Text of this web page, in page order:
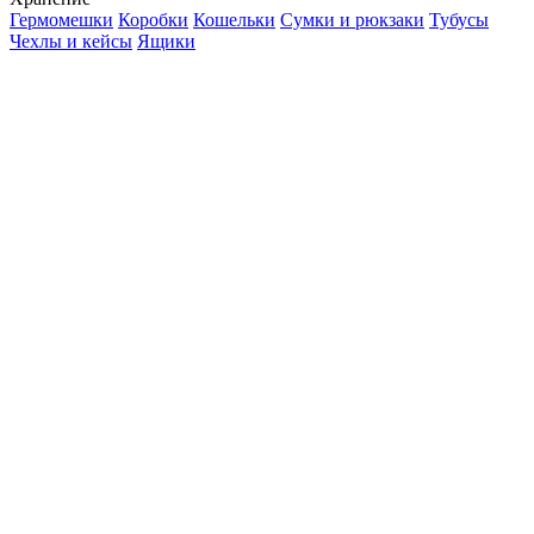
Гермомешки Коробки Кошельки Сумки и рюкзаки Тубусы
Чехлы и кейсы Ящики